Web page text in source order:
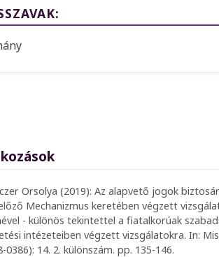
Orsolya (2019): Az alapvető jogok
Mechanizmus keretében végzett
- különös tekintettel a fiatalkorúak
intézeteiben végzett vizsgálatokra. In:
0386): 14. 2. különszám. pp. 135-146.